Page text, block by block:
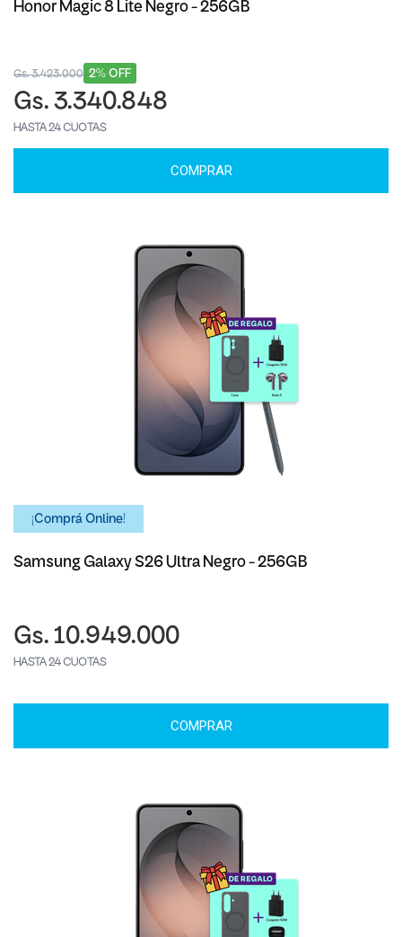
Honor Magic 8 Lite Negro - 256GB
2% OFF
Gs. 3.423.000
Gs. 3.340.848
HASTA 24 CUOTAS
COMPRAR
¡Comprá Online!
Samsung Galaxy S26 Ultra Negro - 256GB
Gs. 10.949.000
HASTA 24 CUOTAS
COMPRAR